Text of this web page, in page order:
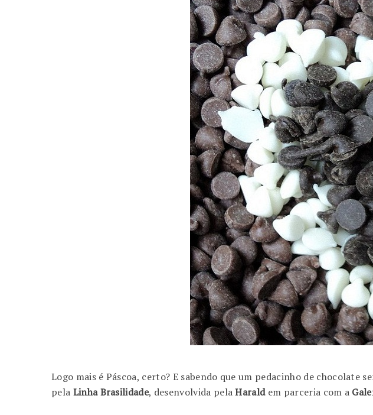
Logo mais é Páscoa, certo? E sabendo que um pedacinho de chocolate
pela Linha Brasilidade, desenvolvida pelaHaraldem parceria com a